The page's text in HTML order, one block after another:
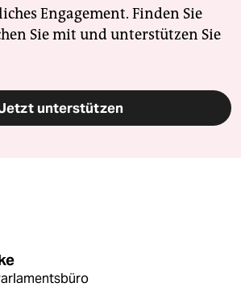
Engagement. Finden Sie
Sie mit und unterstützen Sie
unterstützen